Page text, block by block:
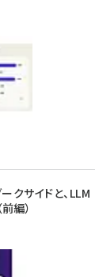
クサイドと、LLM
編）